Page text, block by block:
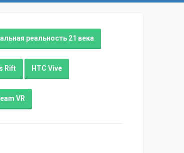
реальность 21 века
Rift HTC Vive
VR